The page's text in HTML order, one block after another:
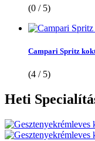
(0 / 5)
Campari Spritz
(4 / 5)
Heti